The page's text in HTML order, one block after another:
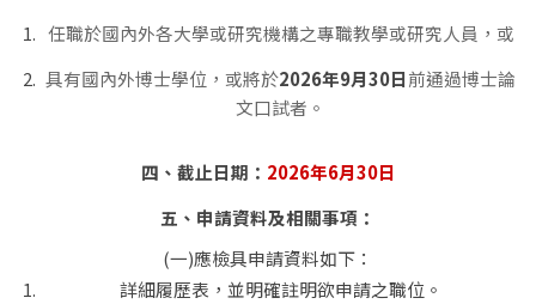
任職於國內外各大學或研究機構之專職教學或研究人員，或
具有國內外博士學位，或將於2026年9月30日前通過博士論
文口試者。
四、截止日期： 2026年6月30日
五、申請資料及相關事項：
(一)應檢具申請資料如下：
詳細履歷表，並明確註明欲申請之職位。